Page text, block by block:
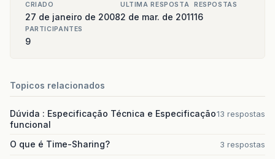
CRIADO
27 de janeiro de 2008
ULTIMA RESPOSTA
2 de mar. de 2011
RESPOSTAS
16
PARTICIPANTES
9
Topicos relacionados
Dúvida : Especificação Técnica e Especificação
funcional
13 respostas
O que é Time-Sharing? 3 respostas